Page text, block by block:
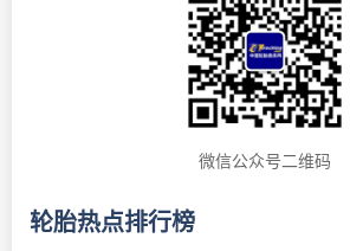
微信公众号二维码
轮胎热点排行榜